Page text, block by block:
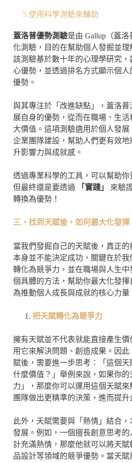
5.使用科學測驗來輔助
蓋洛普優勢測驗是由 Gallup（蓋
化測驗，目的在幫助個人發掘並理
該測驗基於數十年的心理學研究，
心優勢，並透過排名方式顯示個人
優勢。
與其專注於「改進缺點」，蓋洛
展自身的優勢，從而在職場、生
大價值。這項測驗適用於個人發
企業團隊建設，幫助人們更有效
升影響力與成就感。
透過專業科學的工具，可以幫助你
但最終還是要透過
「實踐」
來驗
轉換為優勢！
三、找到天賦後，如何最大化發揮
當我們發掘自己的天賦後，真正
本身並不能決定成功，關鍵在於
轉化為競爭力，並在職場與人生
個具體的方法，幫助你最大化發
為推動個人成長與成就的核心力量
把天賦轉化為競爭力
擁有天賦並不代表就能直接產生
用它來解決問題、創造成果。因
賦後，需要進一步思考：「這個
什麼價值？」舉例來說，如果你的
力」，那麼你可以運用這個天賦
團隊做出更精準的決策，進而提升
此外，天賦需要與「熱情」結合
發展。例如，一個擅長創意思考
計充滿熱情，那麼他就可以將天
品設計等領域的競爭優勢。當天